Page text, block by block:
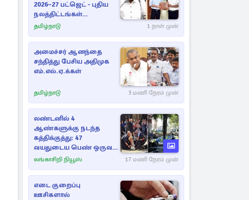
2026–27 பட்ஜெட் - புதிய
நலத்திட்டங்கள்
என்னென்ன?
தமிழ்நாடு 1 நாள் முன்
அமைச்சர் ஆனந்தை
சந்தித்து பேசிய அதிமுக
எம்.எல்.ஏ.க்கள்
தமிழ்நாடு 3 மணி நேரம் முன்
லண்டனில் 4
ஆண்களுக்கு நடந்த
கத்திக்குத்து: 47
வயதுடைய பெண் ஒருவர்
கைது
லங்காசிறி நியூஸ் 17 மணி நேரம் முன்
எடை குறைப்பு
ஊசிகளால்